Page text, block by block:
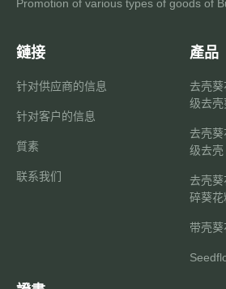
Promotion of various types of goods of
鏈接
针对供应商的信息
针对客户的信息
質素
联系我们
產品
去壳
级去壳
去壳
级去壳
去壳
碎葵花
带壳葵